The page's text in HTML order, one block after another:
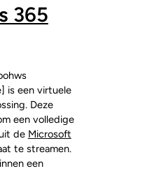
365
is een virtuele
Deze
een volledige
de Microsoft
te streamen.
een